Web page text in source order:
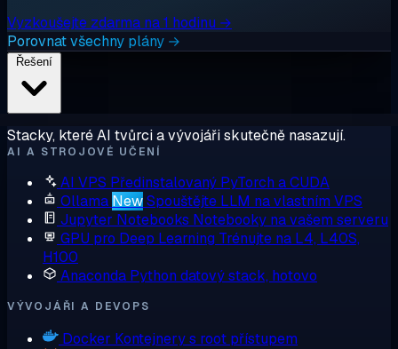
Vyzkoušejte zdarma na 1 hodinu →
Porovnat všechny plány →
Stacky, které AI tvůrci a vývojáři skutečně nasazují.
AI A STROJOVÉ UČENÍ
AI VPS Předinstalovaný PyTorch a CUDA
Ollama NewSpouštějte LLM na vlastním VPS
Jupyter Notebooks Notebooky na vašem serveru
GPU pro Deep Learning Trénujte na L4, L40S,
H100
Anaconda Python datový stack, hotovo
VÝVOJÁŘI A DEVOPS
Docker Kontejnery s root přístupem